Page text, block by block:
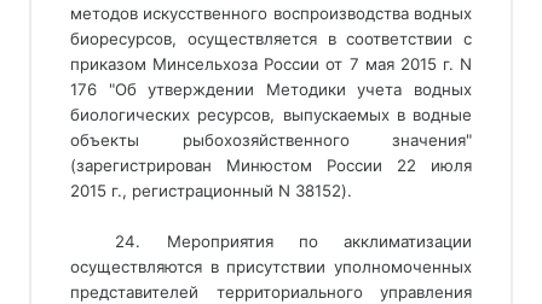
методов искусственного воспроизводства водных
биоресурсов, осуществляется в соответствии с
приказом Минсельхоза России от 7 мая 2015 г. N
176 "Об утверждении Методики учета водных
биологических ресурсов, выпускаемых в водные
объекты рыбохозяйственного значения"
(зарегистрирован Минюстом России 22 июля
2015 г., регистрационный N 38152).
24. Мероприятия по акклиматизации
осуществляются в присутствии уполномоченных
представителей территориального управления